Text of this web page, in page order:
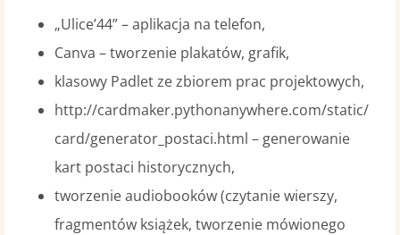
„Ulice’44” – aplikacja na telefon,
Canva – tworzenie plakatów, grafik,
klasowy Padlet ze zbiorem prac projektowych,
http://cardmaker.pythonanywhere.com/static/
card/generator_postaci.html – generowanie
kart postaci historycznych,
tworzenie audiobooków (czytanie wierszy,
fragmentów książek, tworzenie mówionego